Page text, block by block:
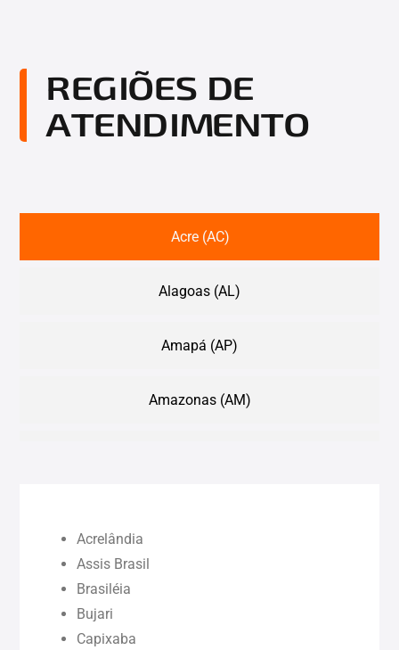
REGIÕES DE
ATENDIMENTO
Acre (AC)
Alagoas (AL)
Amapá (AP)
Amazonas (AM)
Acrelândia
Assis Brasil
Brasiléia
Bujari
Capixaba